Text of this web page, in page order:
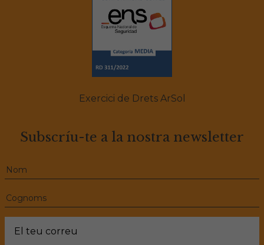
Exercici de Drets ArSol
Subscríu-te a la nostra newsletter